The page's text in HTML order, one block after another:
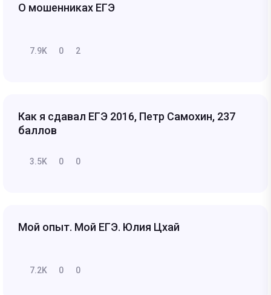
О мошенниках ЕГЭ
7.9K 0 2
Как я сдавал ЕГЭ 2016, Петр Самохин, 237
баллов
3.5K 0 0
Мой опыт. Мой ЕГЭ. Юлия Цхай
7.2K 0 0